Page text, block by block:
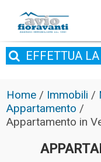
EFFETTUA
Home / Immobili /
Appartamento /
Appartamento in